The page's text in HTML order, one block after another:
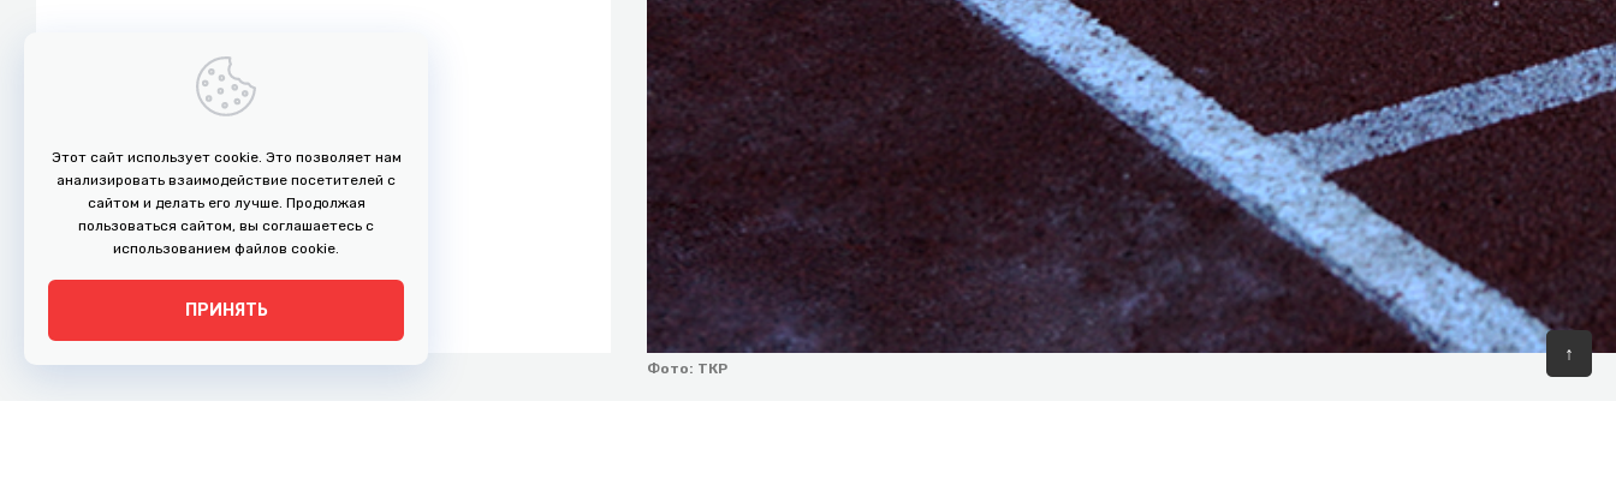
Фото: ТКР
Этот сайт использует cookie. Это позволяет нам
анализировать взаимодействие посетителей с
сайтом и делать его лучше. Продолжая
пользоваться сайтом, вы соглашаетесь с
использованием файлов cookie.
ПРИНЯТЬ
↑